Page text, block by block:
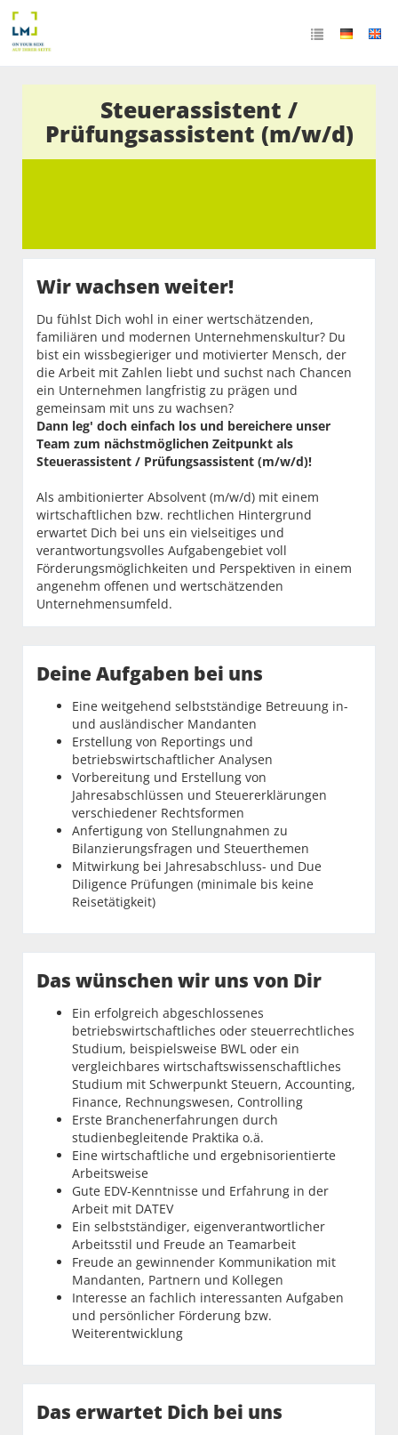
Steuerassistent /
Prüfungsassistent (m/w/d)
Wir wachsen weiter!
Du fühlst Dich wohl in einer wertschätzenden,
familiären und modernen Unternehmenskultur? Du
bist ein wissbegieriger und motivierter Mensch, der
die Arbeit mit Zahlen liebt und suchst nach Chancen
ein Unternehmen langfristig zu prägen und
gemeinsam mit uns zu wachsen?
Dann leg' doch einfach los und bereichere unser
Team zum nächstmöglichen Zeitpunkt als
Steuerassistent / Prüfungsassistent (m/w/d)!
Als ambitionierter Absolvent (m/w/d) mit einem
wirtschaftlichen bzw. rechtlichen Hintergrund
erwartet Dich bei uns ein vielseitiges und
verantwortungsvolles Aufgabengebiet voll
Förderungsmöglichkeiten und Perspektiven in einem
angenehm offenen und wertschätzenden
Unternehmensumfeld.
Deine Aufgaben bei uns
Eine weitgehend selbstständige Betreuung in-
und ausländischer Mandanten
Erstellung von Reportings und
betriebswirtschaftlicher Analysen
Vorbereitung und Erstellung von
Jahresabschlüssen und Steuererklärungen
verschiedener Rechtsformen
Anfertigung von Stellungnahmen zu
Bilanzierungsfragen und Steuerthemen
Mitwirkung bei Jahresabschluss- und Due
Diligence Prüfungen (minimale bis keine
Reisetätigkeit)
Das wünschen wir uns von Dir
Ein erfolgreich abgeschlossenes
betriebswirtschaftliches oder steuerrechtliches
Studium, beispielsweise BWL oder ein
vergleichbares wirtschaftswissenschaftliches
Studium mit Schwerpunkt Steuern, Accounting,
Finance, Rechnungswesen, Controlling
Erste Branchenerfahrungen durch
studienbegleitende Praktika o.ä.
Eine wirtschaftliche und ergebnisorientierte
Arbeitsweise
Gute EDV-Kenntnisse und Erfahrung in der
Arbeit mit DATEV
Ein selbstständiger, eigenverantwortlicher
Arbeitsstil und Freude an Teamarbeit
Freude an gewinnender Kommunikation mit
Mandanten, Partnern und Kollegen
Interesse an fachlich interessanten Aufgaben
und persönlicher Förderung bzw.
Weiterentwicklung
Das erwartet Dich bei uns